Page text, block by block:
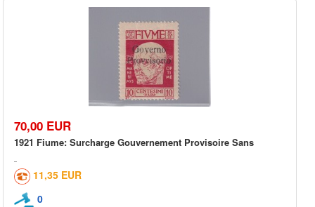
70,00 EUR
1921 Fiume: Surcharge Gouvernement Provisoire Sans
11,35 EUR
0